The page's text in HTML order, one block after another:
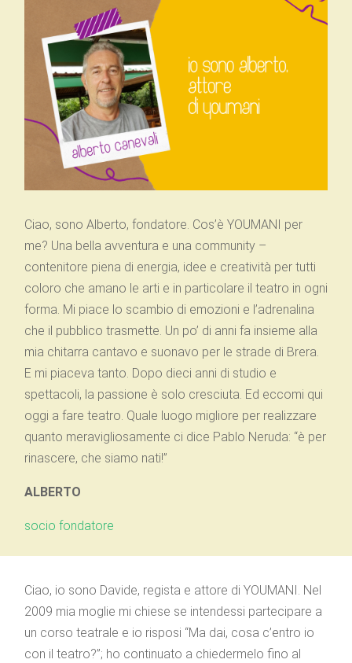
Ciao, sono Alberto, fondatore. Cos’è YOUMANI per
me? Una bella avventura e una community –
contenitore piena di energia, idee e creatività per tutti
coloro che amano le arti e in particolare il teatro in ogni
forma. Mi piace lo scambio di emozioni e l’adrenalina
che il pubblico trasmette. Un po’ di anni fa insieme alla
mia chitarra cantavo e suonavo per le strade di Brera.
E mi piaceva tanto. Dopo dieci anni di studio e
spettacoli, la passione è solo cresciuta. Ed eccomi qui
oggi a fare teatro. Quale luogo migliore per realizzare
quanto meravigliosamente ci dice Pablo Neruda: “è per
rinascere, che siamo nati!”
ALBERTO
socio fondatore
Ciao, io sono Davide, regista e attore di YOUMANI. Nel
2009 mia moglie mi chiese se intendessi partecipare a
un corso teatrale e io risposi “Ma dai, cosa c’entro io
con il teatro?”; ho continuato a chiedermelo fino al